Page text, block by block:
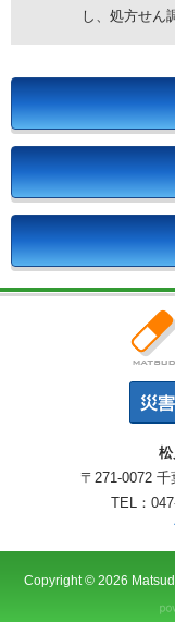
し、処方せん
松
〒271-0072
TEL：
Copyright © 2026